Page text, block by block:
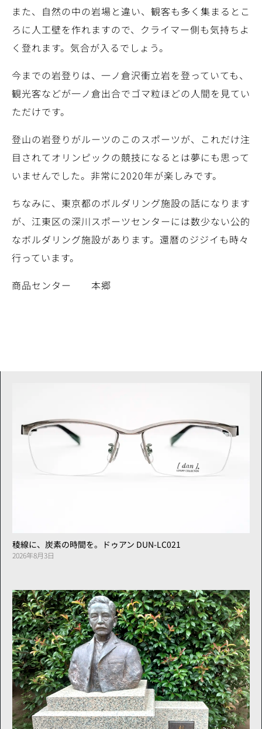
また、自然の中の岩場と違い、観客も多く集まるとこ
ろに人工壁を作れますので、クライマー側も気持ちよ
く登れます。気合が入るでしょう。
今までの岩登りは、一ノ倉沢衝立岩を登っていても、
観光客などが一ノ倉出合でゴマ粒ほどの人間を見てい
ただけです。
登山の岩登りがルーツのこのスポーツが、これだけ注
目されてオリンピックの競技になるとは夢にも思って
いませんでした。非常に2020年が楽しみです。
ちなみに、東京都のボルダリング施設の話になります
が、江東区の深川スポーツセンターには数少ない公的
なボルダリング施設があります。還暦のジジイも時々
行っています。
商品センター 本郷
稜線に、炭素の時間を。ドゥアン DUN-LC021
2026年8月3日